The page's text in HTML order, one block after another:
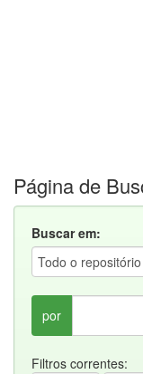
Página de
Buscar em:
por
Filtros correntes: